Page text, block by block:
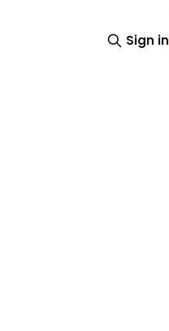
Sign in